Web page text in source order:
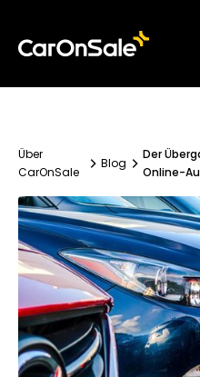
Über
CarOnSale
Blog
Der
Online-